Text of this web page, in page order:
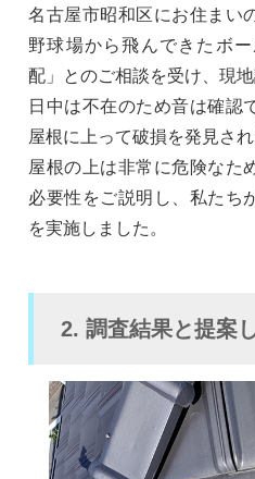
名古屋市昭和区にお住まい
野球場から飛んできたボ
配」とのご相談を受け、現
日中は不在のため音は確認
屋根に上って破損を発見され
屋根の上は非常に危険なた
必要性をご説明し、私たち
を実施しました。
2. 調査結果と提案